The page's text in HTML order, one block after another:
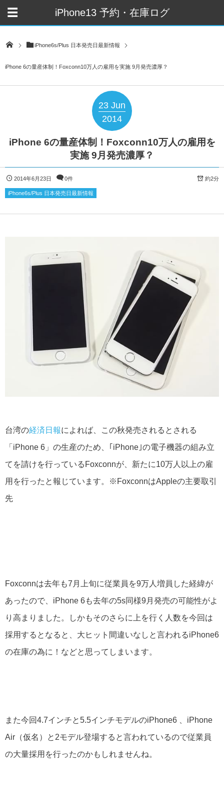
iPhone13 予約・在庫ログ
iPhone6s/Plus 日本発売日最新情報
iPhone 6の量産体制！Foxconn10万人の雇用を実施 9月発売濃厚？
23 Jun
2014
iPhone 6の量産体制！Foxconn10万人の雇用を
実施 9月発売濃厚？
2014年6月23日 0件 約2分
iPhone6s/Plus 日本発売日最新情報
台湾の経済日報によれば、この秋発売されるとされる
「iPhone 6」の生産のため、｢iPhone｣の電子機器の組み立
てを請けを行っているFoxconnが、新たに10万人以上の雇
用を行ったと報じています。※FoxconnはAppleの主要取引
先
Foxconnは去年も7月上旬に従業員を9万人増員した経緯が
あったので、iPhone 6も去年の5s同様9月発売の可能性がよ
り高まりました。しかもそのさらに上を行く人数を今回は
採用するとなると、大ヒット間違いなしと言われるiPhone6
の在庫の為に！などと思ってしまいます。
また今回4.7インチと5.5インチモデルのiPhone6 、iPhone
Air（仮名）と2モデル登場すると言われているので従業員
の大量採用を行ったのかもしれませんね。